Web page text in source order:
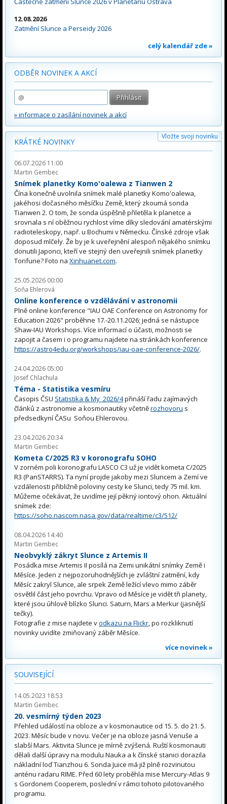
12.08.2026
Zatmění Slunce a Perseidy 2026
celý kalendář zde »
ODBĚR NOVINEK A AKCÍ
» informace o zasílání novinek a akcí
Vložte svoji novinku
KRÁTKÉ NOVINKY
06.07.2026 11:00
Martin Gembec
Snímek planetky Komo'oalewa z Tianwen 2
Čína konečně uvolnila snímek malé planetky Komo'oalewa,
jakéhosi dočasného měsíčku Země, který zkoumá sonda
Tianwen 2. O tom, že sonda úspěšně přiletěla k planetce a
srovnala s ní oběžnou rychlost víme díky sledování amatérskými
radioteleskopy, např. u Bochumi v Německu. Čínské zdroje však
doposud mlčely. Že by je k uveřejnění alespoň nějakého snímku
donutili Japonci, kteří ve stejný den uveřejnili snímek planetky
Torifune? Foto na Xinhuanet.com.
25.05.2026 00:00
Soňa Ehlerová
Online konference o vzdělávání v astronomii
Plně online konference "IAU OAE Conference on Astronomy for
Education 2026" proběhne 17.-20.11.2026; jedná se nástupce
Shaw-IAU Workshops. Více informací o účasti, možnosti se
zapojit a časem i o programu najdete na stránkách konference
https://astro4edu.org/workshops/iau-oae-conference-2026/.
24.04.2026 05:00
Josef Chlachula
Téma - Statistika vesmíru
Časopis ČSU Statistika & My 2026/4přináší řadu zajímavých
článků z astronomie a kosmonautiky včetněrozhovoru s
předsedkyní ČASu Soňou Ehlerovou.
23.04.2026 20:34
Martin Gembec
Kometa C/2025 R3 v koronografu SOHO
V zorném poli koronografu LASCO C3 už je vidět kometa C/2025
R3 (PanSTARRS). Ta nyní projde jakoby mezi Sluncem a Zemí ve
vzdálenosti přibližně poloviny cesty ke Slunci, tedy 75 mil. km.
Můžeme očekávat, že uvidíme její pěkný iontový ohon. Aktuální
snímek zde:
https://soho.nascom.nasa.gov/data/realtime/c3/512/
08.04.2026 14:40
Martin Gembec
Neobvyklý zákryt Slunce z Artemis II
Posádka mise Artemis II posílá na Zemi unikátní snímky Země i
Měsíce. Jeden z nejpozoruhodnějších je zvláštní zatmění, kdy
Měsíc zakryl Slunce, ale srpek Země ležící vlevo mimo záběr
osvětlil část jeho povrchu. Vpravo od Měsíce je vidět tři planety,
které jsou úhlově blízko Slunci. Saturn, Mars a Merkur (jasnější
tečky).
Fotografie z mise najdete vodkazu na Flickr, po rozkliknutí
novinky uvidíte zmiňovaný záběr Měsíce.
více novinek »
SOUVISEJÍCÍ
14.05.2023 18:53
Martin Gembec
20. vesmírný týden 2023
Přehled událostí na obloze a v kosmonautice od 15. 5. do 21. 5.
2023. Měsíc bude v novu. Večer je na obloze jasná Venuše a
slabší Mars. Aktivita Slunce je mírně zvýšená. Ruští kosmonauti
dělali další úpravy na modulu Nauka a k čínské stanici dorazila
nákladní loď Tianzhou 6. Sonda Juice má již plně rozvinutou
anténu radaru RIME. Před 60 lety proběhla mise Mercury-Atlas 9
s Gordonem Cooperem, poslední v rámci tohoto pilotovaného
programu.